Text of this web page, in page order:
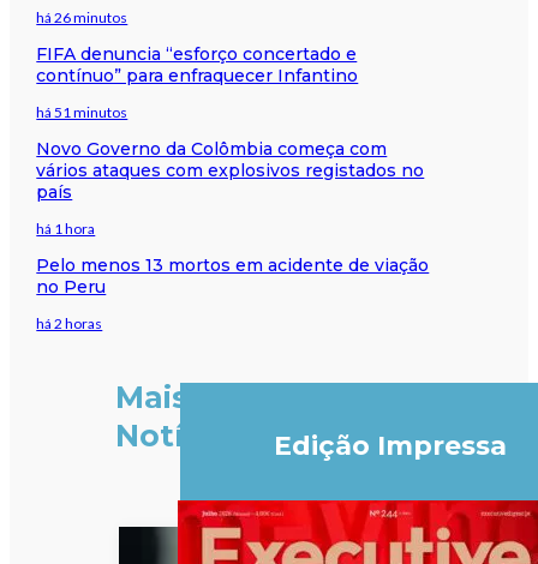
há 26 minutos
FIFA denuncia “esforço concertado e
contínuo” para enfraquecer Infantino
há 51 minutos
Novo Governo da Colômbia começa com
vários ataques com explosivos registados no
país
há 1 hora
Pelo menos 13 mortos em acidente de viação
no Peru
há 2 horas
Mais
Notícias
Edição Impressa